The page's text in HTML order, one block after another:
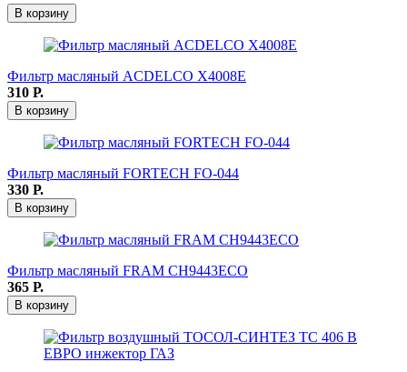
В корзину
Фильтр масляный ACDELCO X4008E
310 Р.
В корзину
Фильтр масляный FORTECH FO-044
330 Р.
В корзину
Фильтр масляный FRAM СН9443ЕСО
365 Р.
В корзину